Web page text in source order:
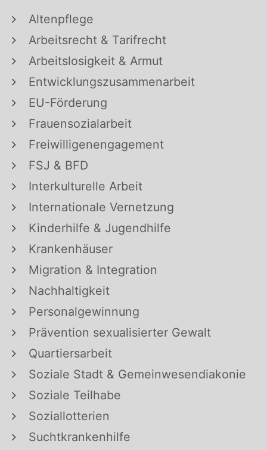
Altenpflege
Arbeitsrecht & Tarifrecht
Arbeitslosigkeit & Armut
Entwicklungszusammenarbeit
EU-Förderung
Frauensozialarbeit
Freiwilligenengagement
FSJ & BFD
Interkulturelle Arbeit
Internationale Vernetzung
Kinderhilfe & Jugendhilfe
Krankenhäuser
Migration & Integration
Nachhaltigkeit
Personalgewinnung
Prävention sexualisierter Gewalt
Quartiersarbeit
Soziale Stadt & Gemeinwesendiakonie
Soziale Teilhabe
Soziallotterien
Suchtkrankenhilfe